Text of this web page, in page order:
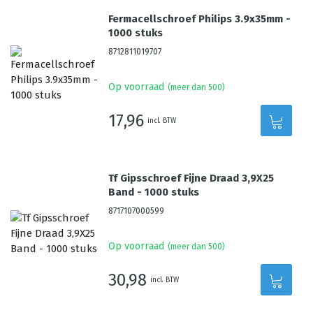
Fermacellschroef Philips 3.9x35mm -
1000 stuks
8712811019707
Op voorraad (meer dan 500)
17,96 incl. BTW
Tf Gipsschroef Fijne Draad 3,9X25
Band - 1000 stuks
8717107000599
Op voorraad (meer dan 500)
30,98 incl. BTW